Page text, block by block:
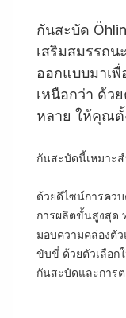
กันสะบัด
เสริมสมรรถน
ออกแบบมาเ
เหนือกว่า ด้ว
หลาย ให้คุณตั้
กันสะบัดนี้เหมาะส
ด้วยดีไซน์การคว
การผลิตขั้นสูงสุด
มอบความคล่องตั
ขับขี่ ด้วยตัวเลือก
กันสะบัดและการ